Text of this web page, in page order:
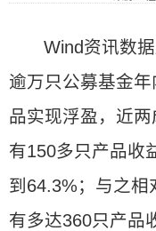
Wind资讯数
逾万只公募基金
品实现浮盈，近两
有150多只产品收
到64.3%；与之相
有多达360只产品